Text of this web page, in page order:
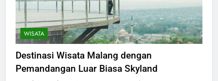
WISATA
Destinasi Wisata Malang dengan
Pemandangan Luar Biasa Skyland